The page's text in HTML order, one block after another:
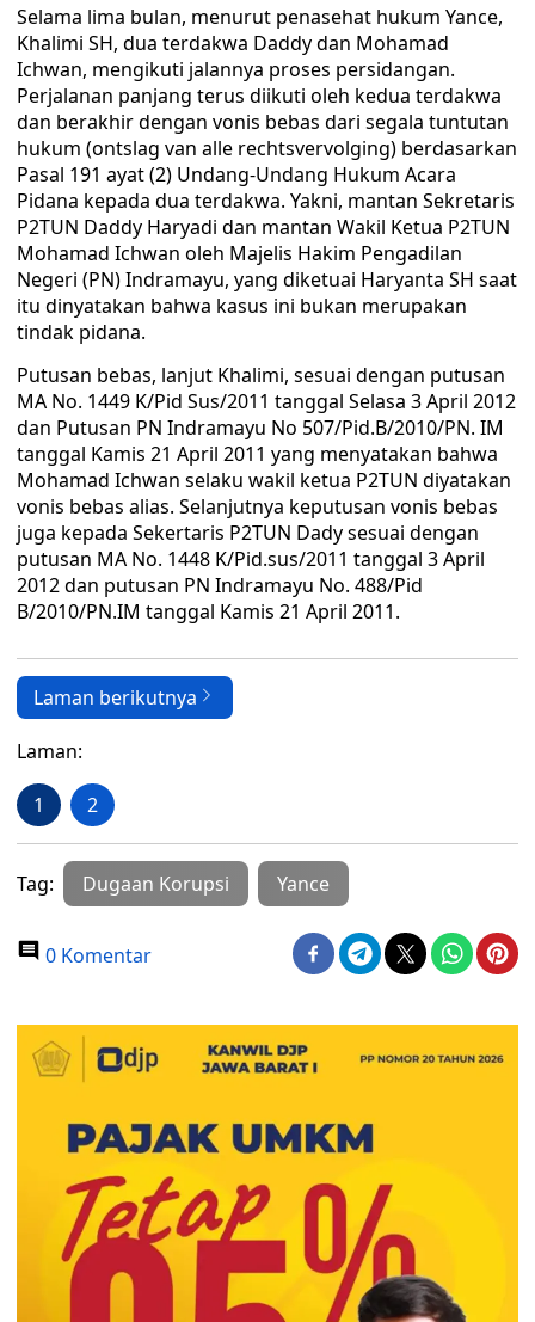
Selama lima bulan, menurut penasehat hukum Yance,
Khalimi SH, dua terdakwa Daddy dan Mohamad
Ichwan, mengikuti jalannya proses persidangan.
Perjalanan panjang terus diikuti oleh kedua terdakwa
dan berakhir dengan vonis bebas dari segala tuntutan
hukum (ontslag van alle rechtsvervolging) berdasarkan
Pasal 191 ayat (2) Undang-Undang Hukum Acara
Pidana kepada dua terdakwa. Yakni, mantan Sekretaris
P2TUN Daddy Haryadi dan mantan Wakil Ketua P2TUN
Mohamad Ichwan oleh Majelis Hakim Pengadilan
Negeri (PN) Indramayu, yang diketuai Haryanta SH saat
itu dinyatakan bahwa kasus ini bukan merupakan
tindak pidana.
Putusan bebas, lanjut Khalimi, sesuai dengan putusan
MA No. 1449 K/Pid Sus/2011 tanggal Selasa 3 April 2012
dan Putusan PN Indramayu No 507/Pid.B/2010/PN. IM
tanggal Kamis 21 April 2011 yang menyatakan bahwa
Mohamad Ichwan selaku wakil ketua P2TUN diyatakan
vonis bebas alias. Selanjutnya keputusan vonis bebas
juga kepada Sekertaris P2TUN Dady sesuai dengan
putusan MA No. 1448 K/Pid.sus/2011 tanggal 3 April
2012 dan putusan PN Indramayu No. 488/Pid
B/2010/PN.IM tanggal Kamis 21 April 2011.
Laman berikutnya
Laman:
1 2
Tag: Dugaan Korupsi Yance
0 Komentar